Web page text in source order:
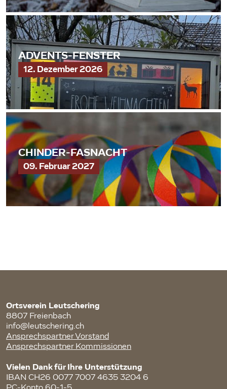
ADVENTS-FENSTER
12. Dezember 2026
CHINDER-FASNACHT
09. Februar 2027
Ortsverein Leutschering
8807 Freienbach
info@leutschering.ch
Ansprechspartner Vorstand
Ansprechspartner Kommissionen
Vielen Dank für Ihre Unterstützung
IBAN CH26 0077 7007 4635 3204 6